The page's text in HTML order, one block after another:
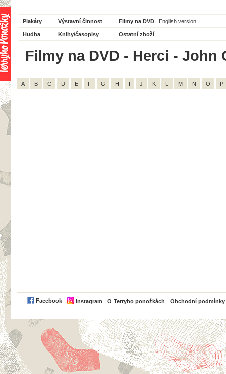
Plakáty Výstavní činnost Filmy na DVD English version
Hudba Knihy/časopisy Ostatní zboží
Filmy na DVD - Herci - John
A B C D E F G H I J K L M N O P
Facebook Instagram O Terryho ponožkách Obchodní podmínky
PayPal